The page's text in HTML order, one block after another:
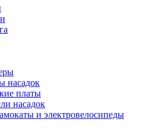
насадок
платы
насадок
и электровелосипеды